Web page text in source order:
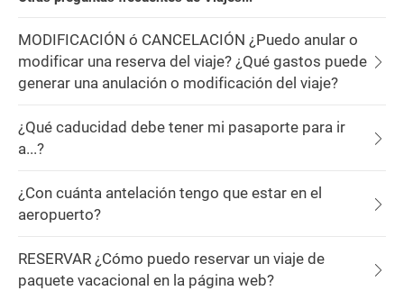
MODIFICACIÓN ó CANCELACIÓN ¿Puedo anular o
modificar una reserva del viaje? ¿Qué gastos puede
generar una anulación o modificación del viaje?
¿Qué caducidad debe tener mi pasaporte para ir
a...?
¿Con cuánta antelación tengo que estar en el
aeropuerto?
RESERVAR ¿Cómo puedo reservar un viaje de
paquete vacacional en la página web?